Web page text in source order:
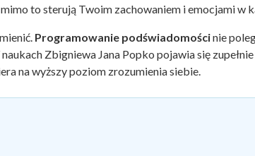
mimo to sterują Twoim zachowaniem i emocjami w
Programowanie podświadomościnie
Zbigniewa Jana Popko pojawia się
na wyższy poziom zrozumienia siebie.